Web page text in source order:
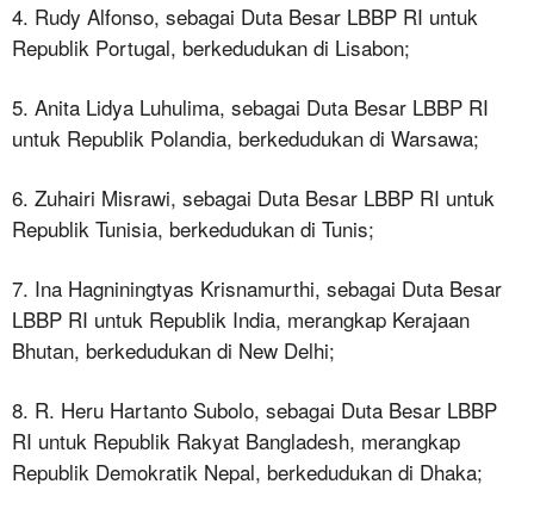
4. Rudy Alfonso, sebagai Duta Besar LBBP RI untuk
Republik Portugal, berkedudukan di Lisabon;
5. Anita Lidya Luhulima, sebagai Duta Besar LBBP RI
untuk Republik Polandia, berkedudukan di Warsawa;
6. Zuhairi Misrawi, sebagai Duta Besar LBBP RI untuk
Republik Tunisia, berkedudukan di Tunis;
7. Ina Hagniningtyas Krisnamurthi, sebagai Duta Besar
LBBP RI untuk Republik India, merangkap Kerajaan
Bhutan, berkedudukan di New Delhi;
8. R. Heru Hartanto Subolo, sebagai Duta Besar LBBP
RI untuk Republik Rakyat Bangladesh, merangkap
Republik Demokratik Nepal, berkedudukan di Dhaka;